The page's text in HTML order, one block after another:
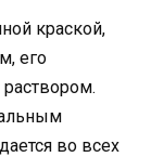
краской,
его
во всех